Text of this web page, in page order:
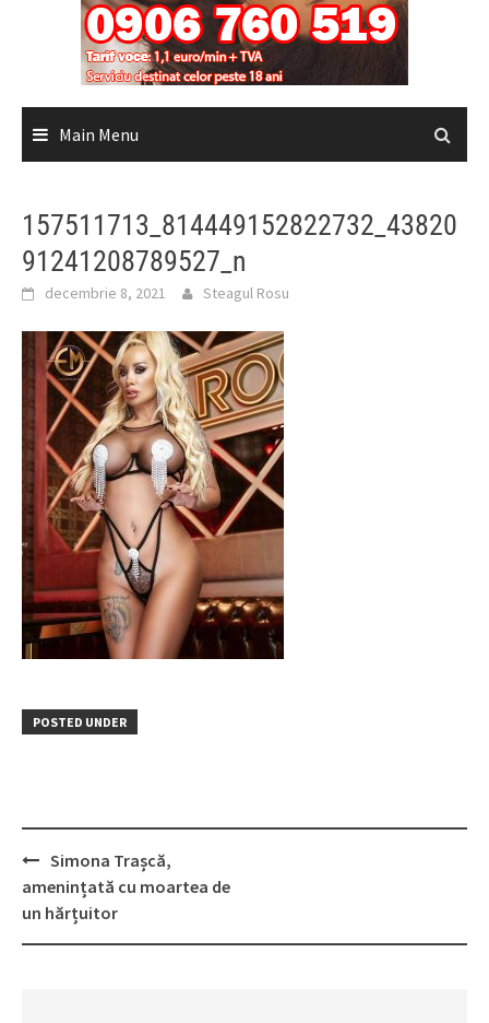
Main Menu
157511713_814449152822732_43820
91241208789527_n
decembrie 8, 2021 Steagul Rosu
POSTED UNDER
Post
navigation
Simona Trașcă,
amenințată cu moartea de
un hărțuitor